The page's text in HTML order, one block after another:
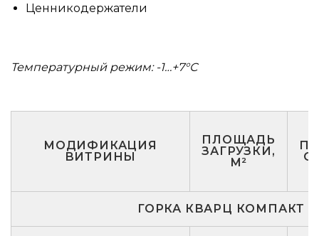
Ценникодержатели
Температурный режим: -1…+7°С
МОДИФИКАЦИЯ
ВИТРИНЫ
ПЛОЩАДЬ
ЗАГРУЗКИ,
М²
ГОРКА КВАРЦ КОМПАКТ